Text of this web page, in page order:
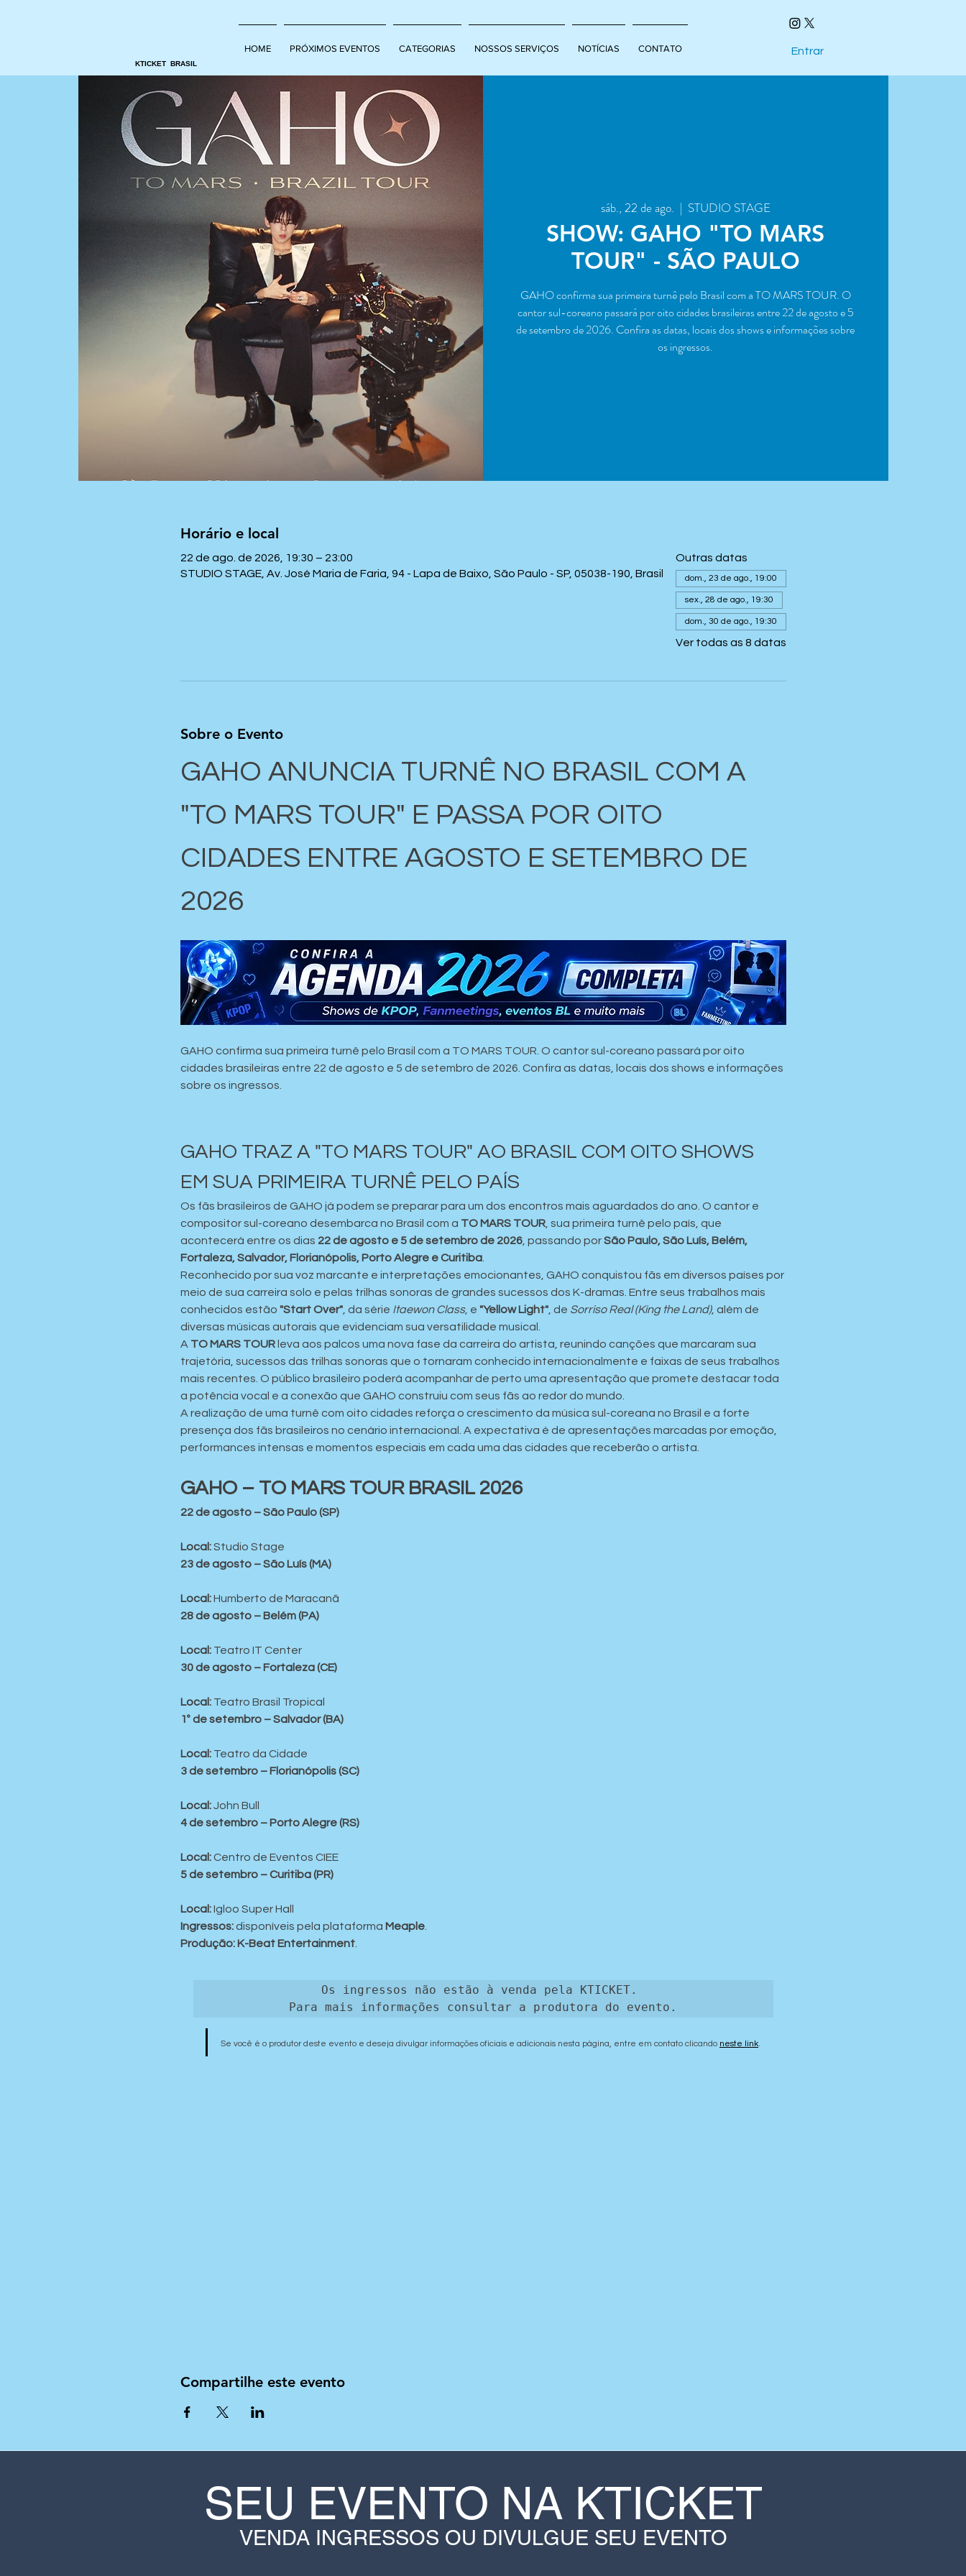
KTICKET BRASIL
HOME PRÓXIMOS EVENTOS CATEGORIAS NOSSOS SERVIÇOS NOTÍCIAS CONTATO Entrar
sáb., 22 de ago.
  |
STUDIO STAGE
SHOW: GAHO "TO MARS
TOUR" - SÃO PAULO
GAHO confirma sua primeira turnê pelo Brasil com a TO MARS TOUR. O
cantor sul-coreano passará por oito cidades brasileiras entre 22 de agosto e 5
de setembro de 2026. Confira as datas, locais dos shows e informações sobre
os ingressos.
Horário e local
22 de ago. de 2026, 19:30 – 23:00
STUDIO STAGE, Av. José Maria de Faria, 94 - Lapa de Baixo, São Paulo - SP, 05038-190, Brasil
Outras datas
dom., 23 de ago., 19:00
sex., 28 de ago., 19:30
dom., 30 de ago., 19:30
Ver todas as 8 datas
Sobre o Evento
GAHO ANUNCIA TURNÊ NO BRASIL COM A
"TO MARS TOUR" E PASSA POR OITO
CIDADES ENTRE AGOSTO E SETEMBRO DE
2026
GAHO confirma sua primeira turnê pelo Brasil com a TO MARS TOUR. O cantor sul-coreano passará por oito
cidades brasileiras entre 22 de agosto e 5 de setembro de 2026. Confira as datas, locais dos shows e informações
sobre os ingressos.
GAHO TRAZ A "TO MARS TOUR" AO BRASIL COM OITO SHOWS
EM SUA PRIMEIRA TURNÊ PELO PAÍS
Os fãs brasileiros de GAHO já podem se preparar para um dos encontros mais aguardados do ano. O cantor e
compositor sul-coreano desembarca no Brasil com a TO MARS TOUR, sua primeira turnê pelo país, que
acontecerá entre os dias 22 de agosto e 5 de setembro de 2026, passando por São Paulo, São Luís, Belém,
Fortaleza, Salvador, Florianópolis, Porto Alegre e Curitiba.
Reconhecido por sua voz marcante e interpretações emocionantes, GAHO conquistou fãs em diversos países por
meio de sua carreira solo e pelas trilhas sonoras de grandes sucessos dos K-dramas. Entre seus trabalhos mais
conhecidos estão "Start Over", da série Itaewon Class, e "Yellow Light", de Sorriso Real (King the Land), além de
diversas músicas autorais que evidenciam sua versatilidade musical.
A TO MARS TOUR leva aos palcos uma nova fase da carreira do artista, reunindo canções que marcaram sua
trajetória, sucessos das trilhas sonoras que o tornaram conhecido internacionalmente e faixas de seus trabalhos
mais recentes. O público brasileiro poderá acompanhar de perto uma apresentação que promete destacar toda
a potência vocal e a conexão que GAHO construiu com seus fãs ao redor do mundo.
A realização de uma turnê com oito cidades reforça o crescimento da música sul-coreana no Brasil e a forte
presença dos fãs brasileiros no cenário internacional. A expectativa é de apresentações marcadas por emoção,
performances intensas e momentos especiais em cada uma das cidades que receberão o artista.
GAHO – TO MARS TOUR BRASIL 2026
22 de agosto – São Paulo (SP)
Local: Studio Stage
23 de agosto – São Luís (MA)
Local: Humberto de Maracanã
28 de agosto – Belém (PA)
Local: Teatro IT Center
30 de agosto – Fortaleza (CE)
Local: Teatro Brasil Tropical
1º de setembro – Salvador (BA)
Local: Teatro da Cidade
3 de setembro – Florianópolis (SC)
Local: John Bull
4 de setembro – Porto Alegre (RS)
Local: Centro de Eventos CIEE
5 de setembro – Curitiba (PR)
Local: Igloo Super Hall
Ingressos: disponíveis pela plataforma Meaple.
Produção: K-Beat Entertainment.
Os ingressos não estão à venda pela KTICKET.
Para mais informações consultar a produtora do evento.
Se você é o produtor deste evento e deseja divulgar informações oficiais e adicionais nesta página, entre em contato clicando neste link.
Compartilhe este evento
SEU EVENTO NA KTICKET
VENDA INGRESSOS OU DIVULGUE SEU EVENTO